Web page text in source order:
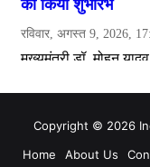
Copyright © 2026
Home
About Us